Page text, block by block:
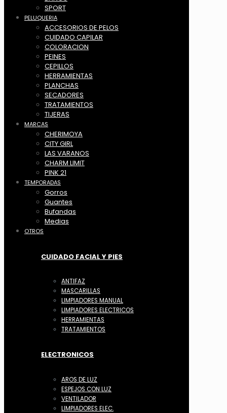
SPORT
PELUQUERIA
ACCESORIOS DE PELOS
CUIDADO CAPILAR
COLORACION
PEINES
CEPILLOS
HERRAMIENTAS
PLANCHAS
SECADORES
TRATAMIENTOS
TIJERAS
MARCAS
CHERIMOYA
CITY GIRL
LAS VARANOS
CHARM LIMIT
PINK 21
TEMPORADAS
Gorros
Guantes
Bufandas
Medias
OTROS
CUIDADO FACIAL Y PIES
ANTIFAZ
MASCARILLAS
LIMPIADORES MANUAL
LIMPIADORES ELECTRICOS
HERRAMIENTAS
TRATAMIENTOS
ELECTRONICOS
AROS DE LUZ
ESPEJOS CON LUZ
VENTILADOR
LIMPIADORES ELEC.